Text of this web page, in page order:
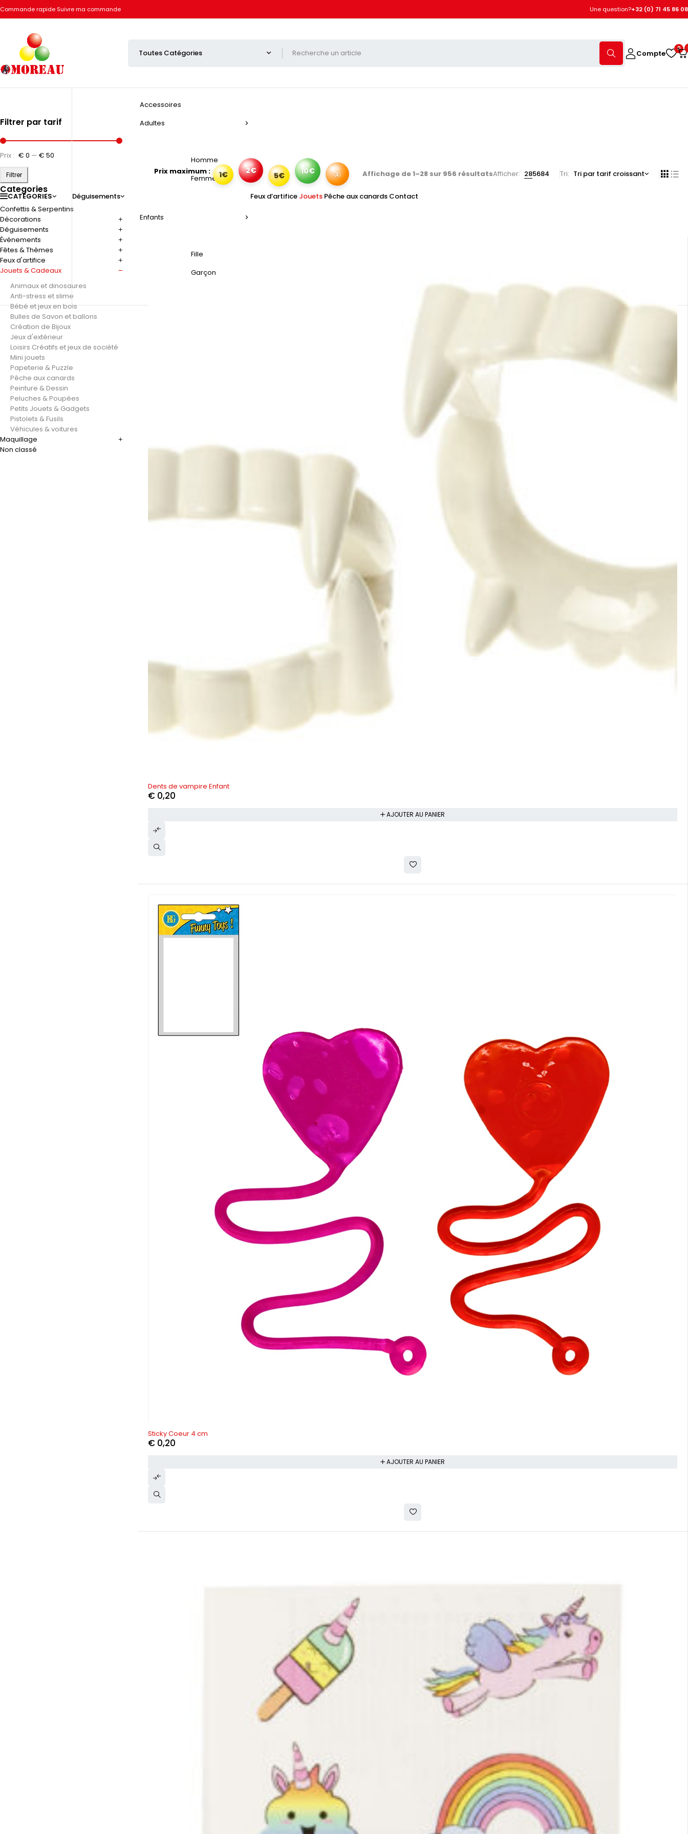
Commande rapide Suivre ma commande Une question?+32 (0) 71 45 86 08
Compte
0
CATÉGORIES Déguisements
Accessoires
Adultes
Homme
Femme
Enfants
Fille
Garçon
Feux d’artifice Jouets Pêche aux canards Contact
Filtrer par tarif
Filtrer
Prix : € 0 — € 50
Categories
Confettis & Serpentins
Décorations
Déguisements
Événements
Fêtes & Thèmes
Feux d'artifice
Jouets & Cadeaux
Animaux et dinosaures
Anti-stress et slime
Bébé et jeux en bois
Bulles de Savon et ballons
Création de Bijoux
Jeux d'extérieur
Loisirs Créatifs et jeux de société
Mini jouets
Papeterie & Puzzle
Pêche aux canards
Peinture & Dessin
Peluches & Poupées
Petits Jouets & Gadgets
Pistolets & Fusils
Véhicules & voitures
Maquillage
Non classé
Prix maximum : 1€ 2€ 5€ 10€ ∞ Affichage de 1–28 sur 956 résultatsAfficher: 285684 Tri Tri par tarif croissant
Dents de vampire Enfant
€ 0,20
AJOUTER AU PANIER
Sticky Coeur 4 cm
€ 0,20
AJOUTER AU PANIER